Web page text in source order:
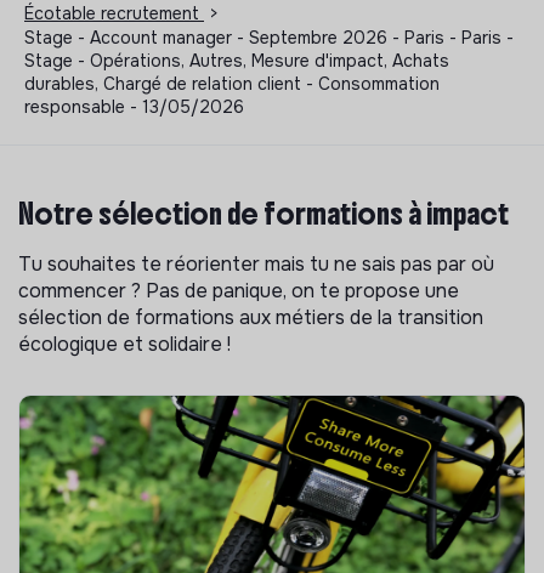
Écotable recrutement
>
Stage - Account manager - Septembre 2026 - Paris - Paris -
Stage - Opérations, Autres, Mesure d'impact, Achats
durables, Chargé de relation client - Consommation
responsable - 13/05/2026
Notre sélection de formations à impact
Tu souhaites te réorienter mais tu ne sais pas par où
commencer ? Pas de panique, on te propose une
sélection de formations aux métiers de la transition
écologique et solidaire !